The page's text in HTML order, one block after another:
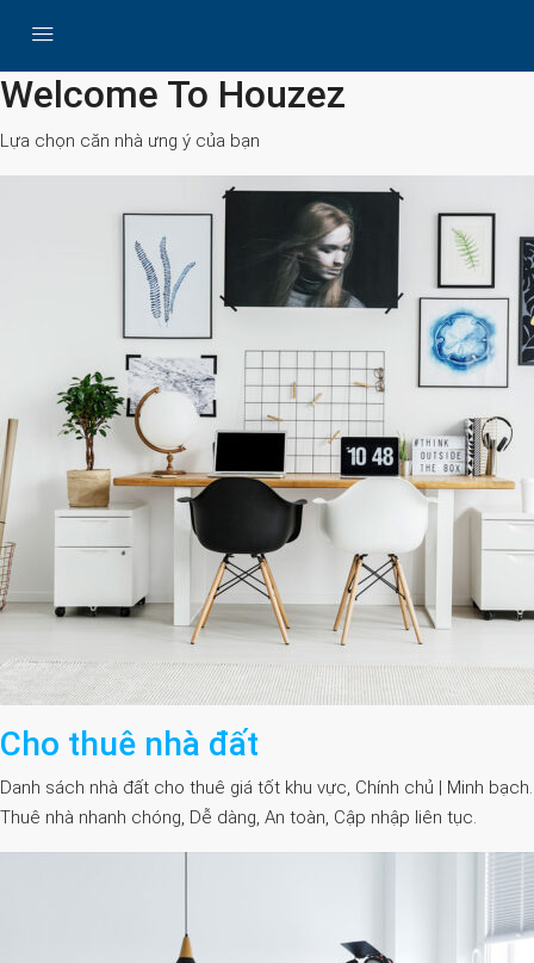
Search
Welcome To Houzez
Lựa chọn căn nhà ưng ý của bạn
Cho thuê nhà đất
Danh sách nhà đất cho thuê giá tốt khu vực, Chính chủ | Minh bạch.
Thuê nhà nhanh chóng, Dễ dàng, An toàn, Cập nhập liên tục.